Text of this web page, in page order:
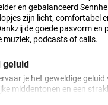
en gebalanceerd
zijn licht, comfortabel
de goede pasvorm en
podcasts of calls.
geluid
je het geweldige
middentonen en een